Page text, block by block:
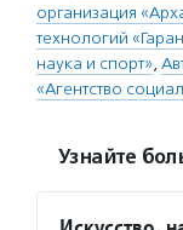
организация
технологий
наука и спорт»,
«Агентство
Узнайте